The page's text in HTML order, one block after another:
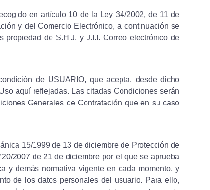
en artículo 10 de la Ley 34/2002, de 11 de
y del Comercio Electrónico, a continuación se
de S.H.J. y J.I.I. Correo electrónico de
de USUARIO, que acepta, desde dicho
aquí reflejadas. Las citadas Condiciones serán
Generales de Contratación que en su caso
15/1999 de 13 de diciembre de Protección de
2007 de 21 de diciembre por el que se aprueba
y demás normativa vigente en cada momento, y
de los datos personales del usuario. Para ello,